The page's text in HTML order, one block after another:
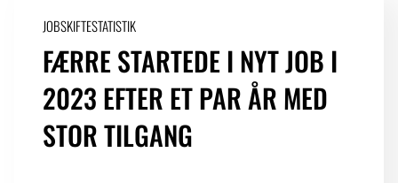
JOBSKIFTESTATISTIK
FÆRRE STARTEDE I NYT JOB I
2023 EFTER ET PAR ÅR MED
STOR TILGANG